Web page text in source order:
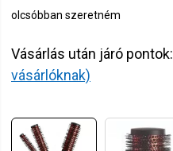
olcsóbban szeretném
Vásárlás után járó pontok:
vásárlóknak)